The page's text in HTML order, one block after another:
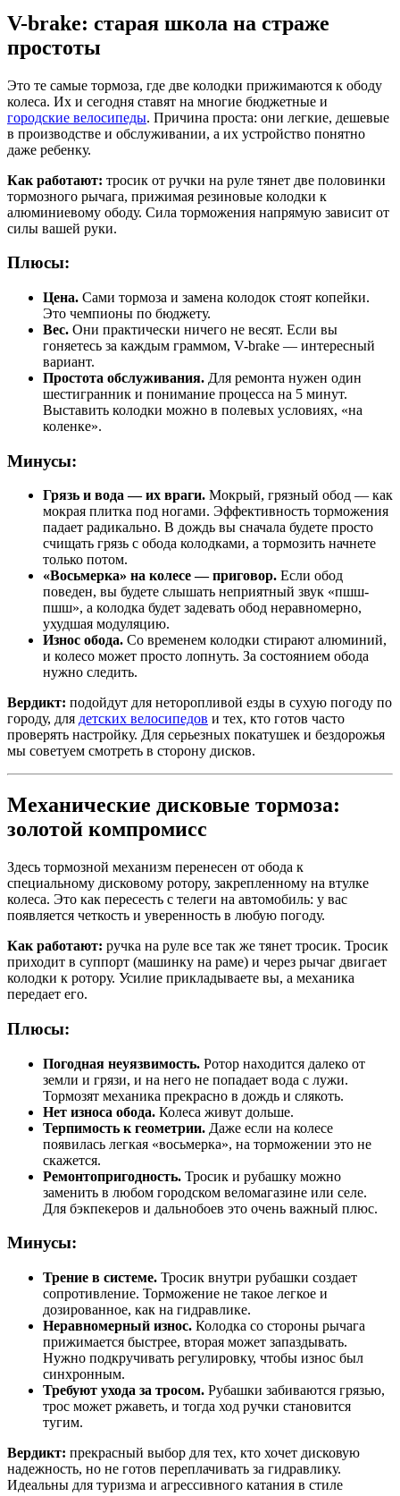
V-brake: старая школа на страже
простоты
Это те самые тормоза, где две колодки прижимаются к ободу
колеса. Их и сегодня ставят на многие бюджетные и
городские велосипеды. Причина проста: они легкие, дешевые
в производстве и обслуживании, а их устройство понятно
даже ребенку.
Как работают: тросик от ручки на руле тянет две половинки
тормозного рычага, прижимая резиновые колодки к
алюминиевому ободу. Сила торможения напрямую зависит от
силы вашей руки.
Плюсы:
Цена. Сами тормоза и замена колодок стоят копейки.
Это чемпионы по бюджету.
Вес. Они практически ничего не весят. Если вы
гоняетесь за каждым граммом, V-brake — интересный
вариант.
Простота обслуживания. Для ремонта нужен один
шестигранник и понимание процесса на 5 минут.
Выставить колодки можно в полевых условиях, «на
коленке».
Минусы:
Грязь и вода — их враги. Мокрый, грязный обод — как
мокрая плитка под ногами. Эффективность торможения
падает радикально. В дождь вы сначала будете просто
счищать грязь с обода колодками, а тормозить начнете
только потом.
«Восьмерка» на колесе — приговор. Если обод
поведен, вы будете слышать неприятный звук «пшш-
пшш», а колодка будет задевать обод неравномерно,
ухудшая модуляцию.
Износ обода. Со временем колодки стирают алюминий,
и колесо может просто лопнуть. За состоянием обода
нужно следить.
Вердикт: подойдут для неторопливой езды в сухую погоду по
городу, для детских велосипедов и тех, кто готов часто
проверять настройку. Для серьезных покатушек и бездорожья
мы советуем смотреть в сторону дисков.
Механические дисковые тормоза:
золотой компромисс
Здесь тормозной механизм перенесен от обода к
специальному дисковому ротору, закрепленному на втулке
колеса. Это как пересесть с телеги на автомобиль: у вас
появляется четкость и уверенность в любую погоду.
Как работают: ручка на руле все так же тянет тросик. Тросик
приходит в суппорт (машинку на раме) и через рычаг двигает
колодки к ротору. Усилие прикладываете вы, а механика
передает его.
Плюсы:
Погодная неуязвимость. Ротор находится далеко от
земли и грязи, и на него не попадает вода с лужи.
Тормозят механика прекрасно в дождь и слякоть.
Нет износа обода. Колеса живут дольше.
Терпимость к геометрии. Даже если на колесе
появилась легкая «восьмерка», на торможении это не
скажется.
Ремонтопригодность. Тросик и рубашку можно
заменить в любом городском веломагазине или селе.
Для бэкпекеров и дальнобоев это очень важный плюс.
Минусы:
Трение в системе. Тросик внутри рубашки создает
сопротивление. Торможение не такое легкое и
дозированное, как на гидравлике.
Неравномерный износ. Колодка со стороны рычага
прижимается быстрее, вторая может запаздывать.
Нужно подкручивать регулировку, чтобы износ был
синхронным.
Требуют ухода за тросом. Рубашки забиваются грязью,
трос может ржаветь, и тогда ход ручки становится
тугим.
Вердикт: прекрасный выбор для тех, кто хочет дисковую
надежность, но не готов переплачивать за гидравлику.
Идеальны для туризма и агрессивного катания в стиле